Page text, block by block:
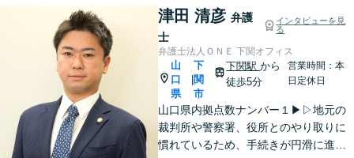
津田 清彦 弁護
士
インタビューを見
る
弁護士法人ＯＮＥ 下関オフィス
山
口
県
下
関
市
下関駅から
徒歩5分
営業時間：本
日定休日
山口県内拠点数ナンバー１▶︎▷地元の
裁判所や警察署、役所とのやり取りに
慣れているため、手続きが円滑に進み